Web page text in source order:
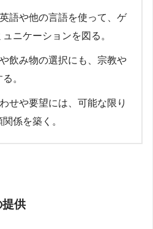
英語や他の言語を使って、ゲ
ニケーションを図る。
飲み物の選択にも、宗教や
。
せや要望には、可能な限り
係を築く。
供